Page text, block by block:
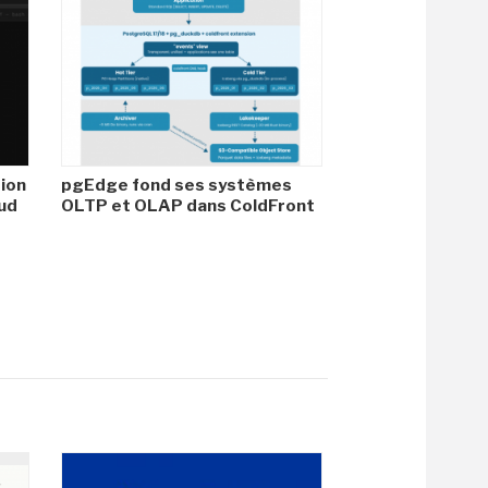
pgEdge fond ses systèmes
OLTP et OLAP dans ColdFront